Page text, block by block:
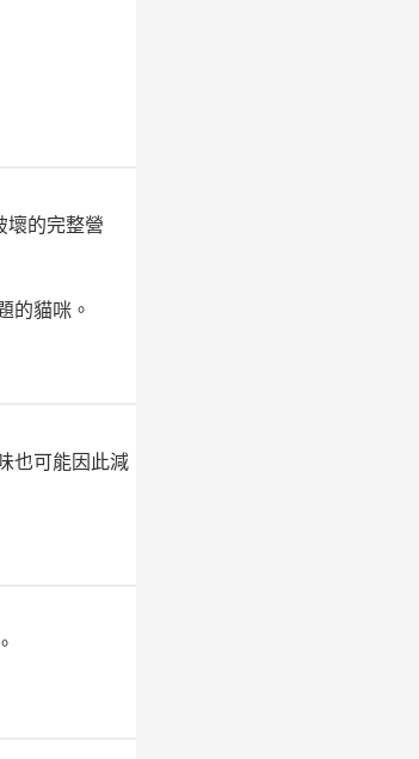
壞的完整營
的貓咪。
也可能因此減